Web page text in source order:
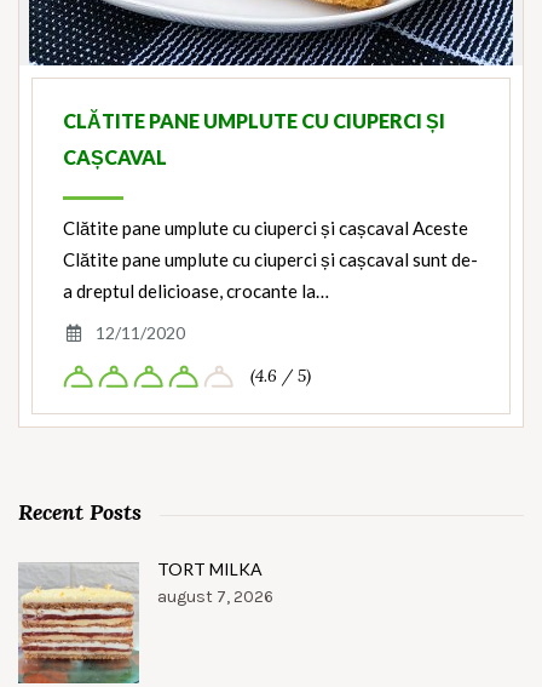
CLĂTITE PANE UMPLUTE CU CIUPERCI ȘI
CAȘCAVAL
Clătite pane umplute cu ciuperci și cașcaval Aceste
Clătite pane umplute cu ciuperci și cașcaval sunt de-
a dreptul delicioase, crocante la…
12/11/2020
(4.6 / 5)
Recent Posts
TORT MILKA
august 7, 2026